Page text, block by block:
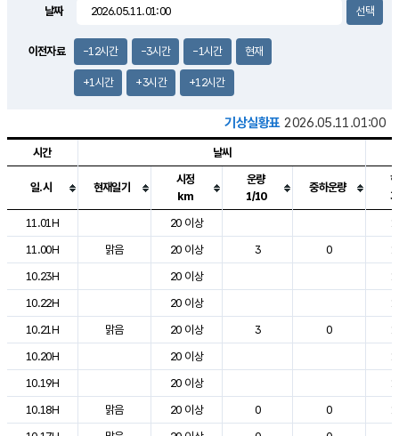
3.0m/s
날짜
이전자료 -12시간 -3시간 -1시간 현재
+1시간 +3시간 +12시간
기상실황표 2026.05.11.01:00
도시별 기상실황표로 지점, 날씨, 기온, 강수, 바람, 기압등을 안내한 표입
시간 날씨
일.시 현재일기
시정
km
운량
1/10
중하운량
11.01H
20 이상
11.00H
맑음 20 이상 3 0
10.23H
20 이상
10.22H
20 이상
10.21H
맑음 20 이상 3 0
10.20H
20 이상
10.19H
20 이상
10.18H
맑음 20 이상 0 0